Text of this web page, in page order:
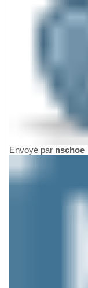
Envoyé par nschoe